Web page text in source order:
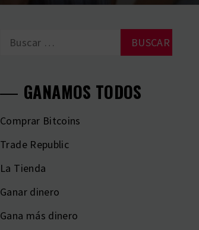
Buscar:
GANAMOS TODOS
Comprar Bitcoins
Trade Republic
La Tienda
Ganar dinero
Gana más dinero